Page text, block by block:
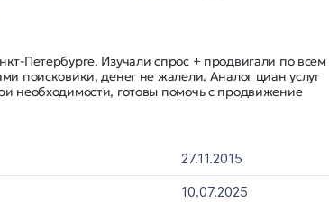
Петербурге. Изучали спрос + продвигали по всем
поисковики, денег не жалели. Аналог циан услуг
необходимости, готовы помочь с продвижение
27.11.2015
10.07.2025